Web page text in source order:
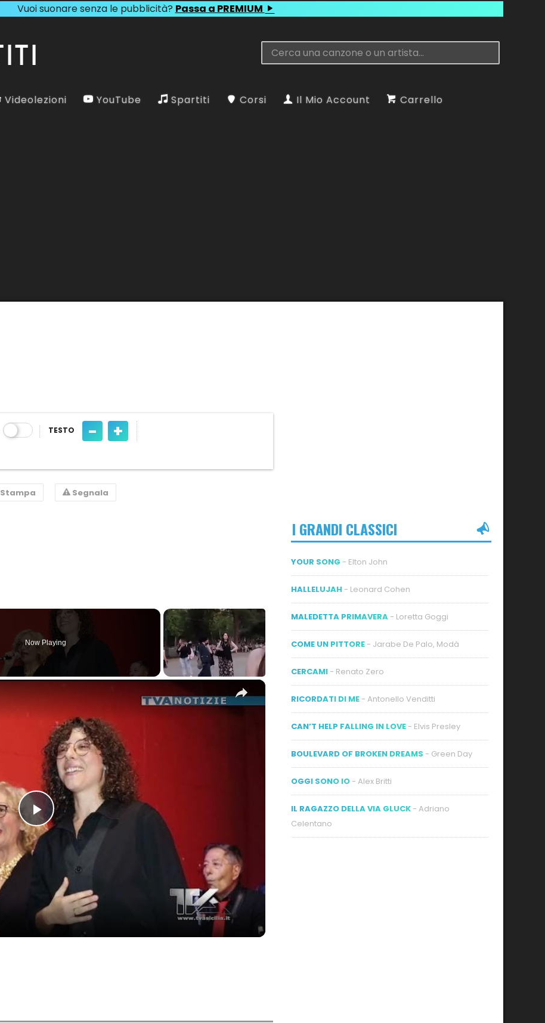
Vuoi suonare senza le pubblicità? Passa a PREMIUM
Videolezioni YouTube Spartiti Corsi Il Mio Account Carrello
TESTO - +
Stampa Segnala
Now Playing
×
Play
Video
I GRANDI CLASSICI
YOUR SONG - Elton John
HALLELUJAH - Leonard Cohen
MALEDETTA PRIMAVERA - Loretta Goggi
COME UN PITTORE - Jarabe De Palo, Modà
CERCAMI - Renato Zero
RICORDATI DI ME - Antonello Venditti
CAN’T HELP FALLING IN LOVE - Elvis Presley
BOULEVARD OF BROKEN DREAMS - Green Day
OGGI SONO IO - Alex Britti
IL RAGAZZO DELLA VIA GLUCK - Adriano
Celentano